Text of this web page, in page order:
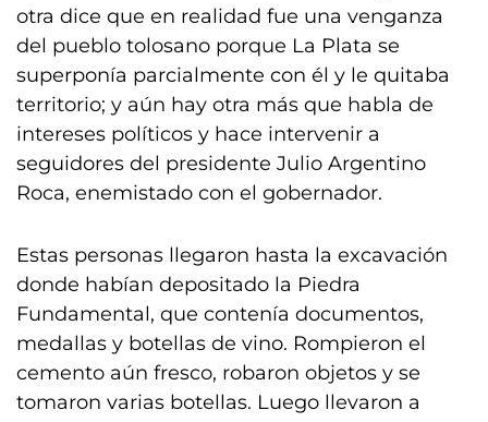
otra dice que en realidad fue una venganza
del pueblo tolosano porque La Plata se
superponía parcialmente con él y le quitaba
territorio; y aún hay otra más que habla de
intereses políticos y hace intervenir a
seguidores del presidente Julio Argentino
Roca, enemistado con el gobernador.
Estas personas llegaron hasta la excavación
donde habían depositado la Piedra
Fundamental, que contenía documentos,
medallas y botellas de vino. Rompieron el
cemento aún fresco, robaron objetos y se
tomaron varias botellas. Luego llevaron a